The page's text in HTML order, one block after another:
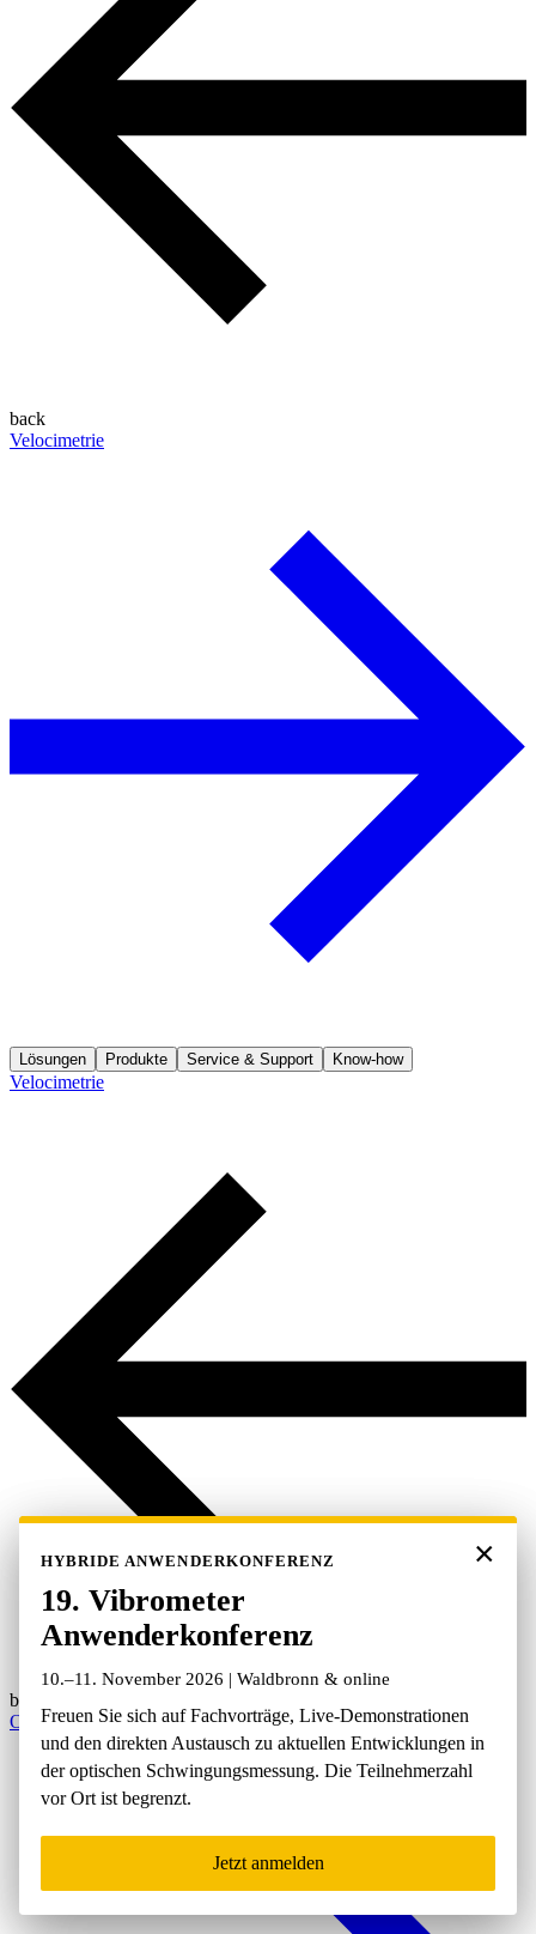
back
Velocimetrie
Lösungen Produkte Service & Support Know-how
Velocimetrie
back
Oberflächenmesstechnik
×
HYBRIDE ANWENDERKONFERENZ
19. Vibrometer
Anwenderkonferenz
10.–11. November 2026 | Waldbronn & online
Freuen Sie sich auf Fachvorträge, Live-Demonstrationen
und den direkten Austausch zu aktuellen Entwicklungen in
der optischen Schwingungsmessung. Die Teilnehmerzahl
vor Ort ist begrenzt.
Jetzt anmelden
×
HYBRIDE ANWENDERKONFERENZ
19. Vibrometer
Anwenderkonferenz
10.–11. November 2026 | Waldbronn & online
Freuen Sie sich auf Fachvorträge, Live-Demonstrationen
und den direkten Austausch zu aktuellen Entwicklungen in
der optischen Schwingungsmessung. Die Teilnehmerzahl
vor Ort ist begrenzt.
Jetzt anmelden